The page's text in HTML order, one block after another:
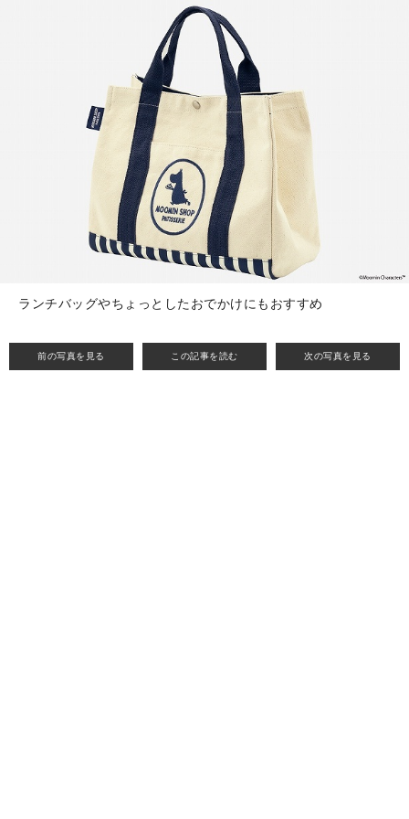
前の写真を見る この記事を読む 次の写真を見る
ランチバッグやちょっとしたおでかけにもおすすめ